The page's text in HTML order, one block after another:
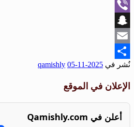
WhatsApp
Viber
Snapchat
Email
Share
نُشر في 2025-11-05
qamishly
الإعلان في الموقع
أعلن في Qamishly.com